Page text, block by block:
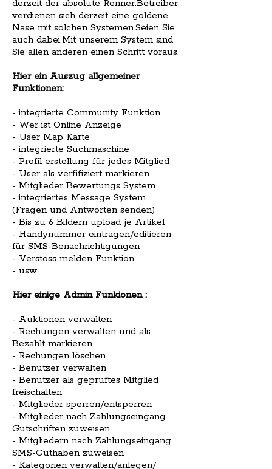
derzeit der absolute Renner.Betreiber
verdienen sich derzeit eine goldene
Nase mit solchen Systemen.Seien Sie
auch dabei.Mit unserem System sind
Sie allen anderen einen Schritt voraus.
Hier ein Auszug allgemeiner
Funktionen:
- integrierte Community Funktion
- Wer ist Online Anzeige
- User Map Karte
- integrierte Suchmaschine
- Profil erstellung für jedes Mitglied
- User als verfifiziert markieren
- Mitglieder Bewertungs System
- integriertes Message System
(Fragen und Antworten senden)
- Bis zu 6 Bildern upload je Artikel
- Handynummer eintragen/editieren
für SMS-Benachrichtigungen
- Verstoss melden Funktion
- usw.
Hier einige Admin Funkionen :
- Auktionen verwalten
- Rechungen verwalten und als
Bezahlt markieren
- Rechungen löschen
- Benutzer verwalten
- Benutzer als geprüftes Mitglied
freischalten
- Mitglieder sperren/entsperren
- Mitglieder nach Zahlungseingang
Gutschriften zuweisen
- Mitgliedern nach Zahlungseingang
SMS-Guthaben zuweisen
- Kategorien verwalten/anlegen/